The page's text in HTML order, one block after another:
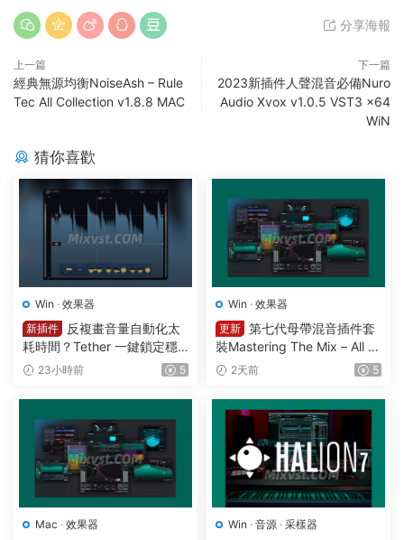
分享海報
上一篇
經典無源均衡NoiseAsh – Rule
Tec All Collection v1.8.8 MAC
下一篇
2023新插件人聲混音必備Nuro
Audio Xvox v1.0.5 VST3 x64
WiN
猜你喜歡
Win · 效果器
新插件
反複畫音量自動化太
耗時間？Tether 一鍵鎖定穩
定響度1可視化智能電平均衡
ones – Tether v 1.2.1 WIN
23小時前 5
Win · 效果器
更新 第七代母帶混音插件套
裝Mastering The Mix – All Pl
ugins Bundle v2026.08.03
2天前 5
Mac · 效果器
Win · 音源 · 采樣器